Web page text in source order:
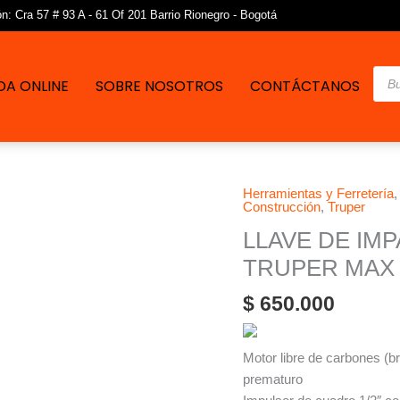
Cra 57 # 93 A - 61 Of 201 Barrio Rionegro - Bogotá
ONLINE SOBRE NOSOTROS CONTÁCTANOS
de
Herramientas y Ferretería,
Construcción, Truper
LLAVE DE
TRUPER MAX
$ 650.000
Motor libre de carbones
prematuro
LLAVE
IMPACTO
1/2"
V
1
4
AH